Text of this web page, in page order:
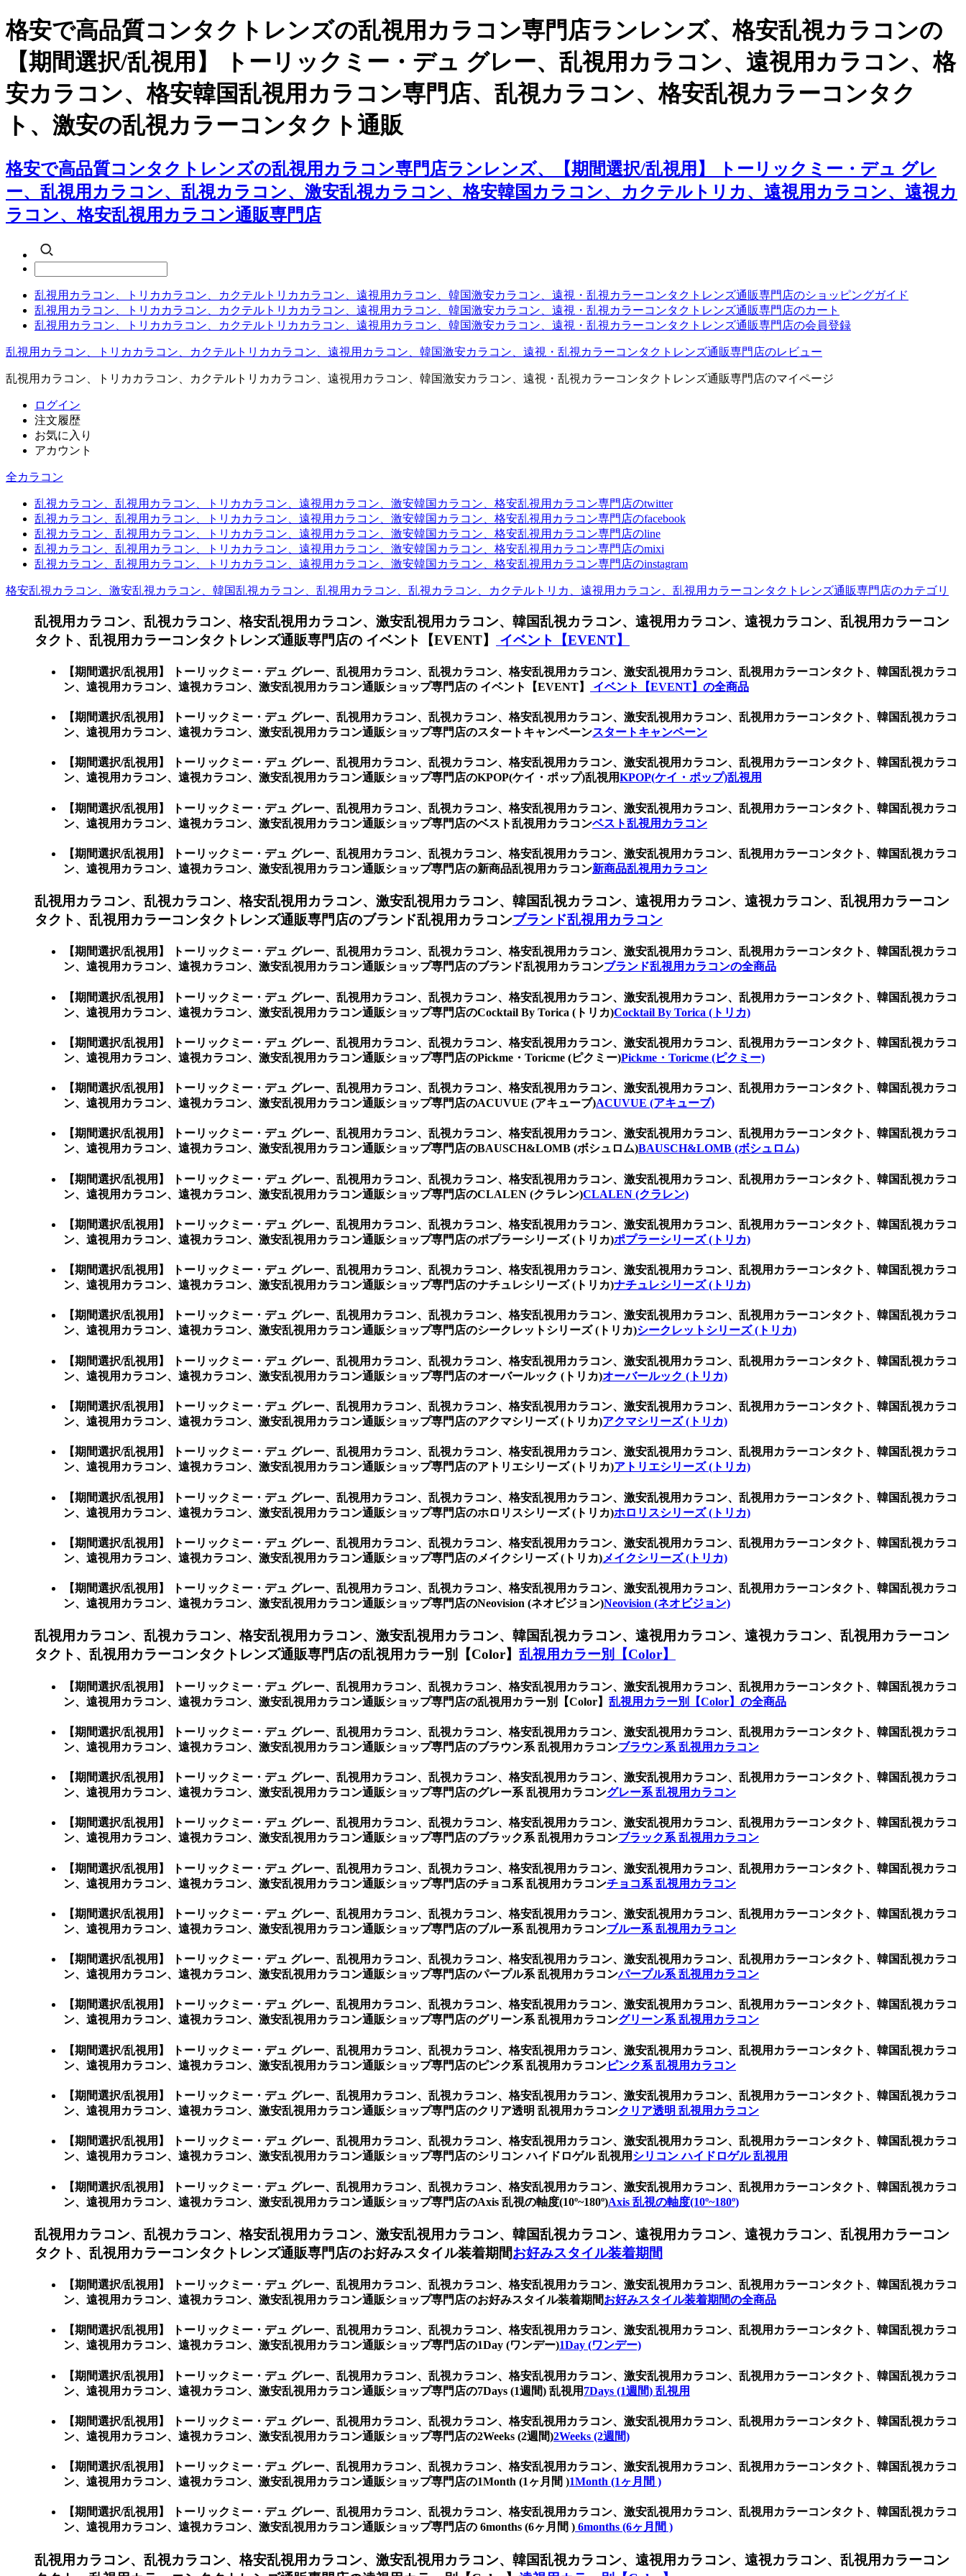
格安で高品質コンタクトレンズの乱視用カラコン専門店ランレンズ、格安乱視カラコンの
【期間選択/乱視用】 トーリックミー・デュ グレー、乱視用カラコン、遠視用カラコン、格
安カラコン、格安韓国乱視用カラコン専門店、乱視カラコン、格安乱視カラーコンタク
ト、激安の乱視カラーコンタクト通販
格安で高品質コンタクトレンズの乱視用カラコン専門店ランレンズ、【期間選択/乱視用】 トーリックミー・デュ グレ
ー、乱視用カラコン、乱視カラコン、激安乱視カラコン、格安韓国カラコン、カクテルトリカ、遠視用カラコン、遠視カ
ラコン、格安乱視用カラコン通販専門店
乱視用カラコン、トリカカラコン、カクテルトリカカラコン、遠視用カラコン、韓国激安カラコン、遠視・乱視カラーコンタクトレンズ通販専門店のショッピングガイド
乱視用カラコン、トリカカラコン、カクテルトリカカラコン、遠視用カラコン、韓国激安カラコン、遠視・乱視カラーコンタクトレンズ通販専門店のカート
乱視用カラコン、トリカカラコン、カクテルトリカカラコン、遠視用カラコン、韓国激安カラコン、遠視・乱視カラーコンタクトレンズ通販専門店の会員登録
乱視用カラコン、トリカカラコン、カクテルトリカカラコン、遠視用カラコン、韓国激安カラコン、遠視・乱視カラーコンタクトレンズ通販専門店のレビュー
乱視用カラコン、トリカカラコン、カクテルトリカカラコン、遠視用カラコン、韓国激安カラコン、遠視・乱視カラーコンタクトレンズ通販専門店のマイページ
ログイン
注文履歴
お気に入り
アカウント
全カラコン
乱視カラコン、乱視用カラコン、トリカカラコン、遠視用カラコン、激安韓国カラコン、格安乱視用カラコン専門店のtwitter
乱視カラコン、乱視用カラコン、トリカカラコン、遠視用カラコン、激安韓国カラコン、格安乱視用カラコン専門店のfacebook
乱視カラコン、乱視用カラコン、トリカカラコン、遠視用カラコン、激安韓国カラコン、格安乱視用カラコン専門店のline
乱視カラコン、乱視用カラコン、トリカカラコン、遠視用カラコン、激安韓国カラコン、格安乱視用カラコン専門店のmixi
乱視カラコン、乱視用カラコン、トリカカラコン、遠視用カラコン、激安韓国カラコン、格安乱視用カラコン専門店のinstagram
格安乱視カラコン、激安乱視カラコン、韓国乱視カラコン、乱視用カラコン、乱視カラコン、カクテルトリカ、遠視用カラコン、乱視用カラーコンタクトレンズ通販専門店のカテゴリ
乱視用カラコン、乱視カラコン、格安乱視用カラコン、激安乱視用カラコン、韓国乱視カラコン、遠視用カラコン、遠視カラコン、乱視用カラーコン
タクト、乱視用カラーコンタクトレンズ通販専門店の イベント【EVENT】
イベント【EVENT】
【期間選択/乱視用】 トーリックミー・デュ グレー、乱視用カラコン、乱視カラコン、格安乱視用カラコン、激安乱視用カラコン、乱視用カラーコンタクト、韓国乱視カラコ
ン、遠視用カラコン、遠視カラコン、激安乱視用カラコン通販ショップ専門店の イベント【EVENT】
イベント【EVENT】の全商品
【期間選択/乱視用】 トーリックミー・デュ グレー、乱視用カラコン、乱視カラコン、格安乱視用カラコン、激安乱視用カラコン、乱視用カラーコンタクト、韓国乱視カラコ
ン、遠視用カラコン、遠視カラコン、激安乱視用カラコン通販ショップ専門店のスタートキャンペーンスタートキャンペーン
【期間選択/乱視用】 トーリックミー・デュ グレー、乱視用カラコン、乱視カラコン、格安乱視用カラコン、激安乱視用カラコン、乱視用カラーコンタクト、韓国乱視カラコ
ン、遠視用カラコン、遠視カラコン、激安乱視用カラコン通販ショップ専門店のKPOP(ケイ・ポップ)乱視用KPOP(ケイ・ポップ)乱視用
【期間選択/乱視用】 トーリックミー・デュ グレー、乱視用カラコン、乱視カラコン、格安乱視用カラコン、激安乱視用カラコン、乱視用カラーコンタクト、韓国乱視カラコ
ン、遠視用カラコン、遠視カラコン、激安乱視用カラコン通販ショップ専門店のベスト乱視用カラコンベスト乱視用カラコン
【期間選択/乱視用】 トーリックミー・デュ グレー、乱視用カラコン、乱視カラコン、格安乱視用カラコン、激安乱視用カラコン、乱視用カラーコンタクト、韓国乱視カラコ
ン、遠視用カラコン、遠視カラコン、激安乱視用カラコン通販ショップ専門店の新商品乱視用カラコン新商品乱視用カラコン
乱視用カラコン、乱視カラコン、格安乱視用カラコン、激安乱視用カラコン、韓国乱視カラコン、遠視用カラコン、遠視カラコン、乱視用カラーコン
タクト、乱視用カラーコンタクトレンズ通販専門店のブランド乱視用カラコンブランド乱視用カラコン
【期間選択/乱視用】 トーリックミー・デュ グレー、乱視用カラコン、乱視カラコン、格安乱視用カラコン、激安乱視用カラコン、乱視用カラーコンタクト、韓国乱視カラコ
ン、遠視用カラコン、遠視カラコン、激安乱視用カラコン通販ショップ専門店のブランド乱視用カラコンブランド乱視用カラコンの全商品
【期間選択/乱視用】 トーリックミー・デュ グレー、乱視用カラコン、乱視カラコン、格安乱視用カラコン、激安乱視用カラコン、乱視用カラーコンタクト、韓国乱視カラコ
ン、遠視用カラコン、遠視カラコン、激安乱視用カラコン通販ショップ専門店のCocktail By Torica (トリカ)Cocktail By Torica (トリカ)
【期間選択/乱視用】 トーリックミー・デュ グレー、乱視用カラコン、乱視カラコン、格安乱視用カラコン、激安乱視用カラコン、乱視用カラーコンタクト、韓国乱視カラコ
ン、遠視用カラコン、遠視カラコン、激安乱視用カラコン通販ショップ専門店のPickme・Toricme (ピクミー)Pickme・Toricme (ピクミー)
【期間選択/乱視用】 トーリックミー・デュ グレー、乱視用カラコン、乱視カラコン、格安乱視用カラコン、激安乱視用カラコン、乱視用カラーコンタクト、韓国乱視カラコ
ン、遠視用カラコン、遠視カラコン、激安乱視用カラコン通販ショップ専門店のACUVUE (アキューブ)ACUVUE (アキューブ)
【期間選択/乱視用】 トーリックミー・デュ グレー、乱視用カラコン、乱視カラコン、格安乱視用カラコン、激安乱視用カラコン、乱視用カラーコンタクト、韓国乱視カラコ
ン、遠視用カラコン、遠視カラコン、激安乱視用カラコン通販ショップ専門店のBAUSCH&LOMB (ボシュロム)BAUSCH&LOMB (ボシュロム)
【期間選択/乱視用】 トーリックミー・デュ グレー、乱視用カラコン、乱視カラコン、格安乱視用カラコン、激安乱視用カラコン、乱視用カラーコンタクト、韓国乱視カラコ
ン、遠視用カラコン、遠視カラコン、激安乱視用カラコン通販ショップ専門店のCLALEN (クラレン)CLALEN (クラレン)
【期間選択/乱視用】 トーリックミー・デュ グレー、乱視用カラコン、乱視カラコン、格安乱視用カラコン、激安乱視用カラコン、乱視用カラーコンタクト、韓国乱視カラコ
ン、遠視用カラコン、遠視カラコン、激安乱視用カラコン通販ショップ専門店のポプラーシリーズ (トリカ)ポプラーシリーズ (トリカ)
【期間選択/乱視用】 トーリックミー・デュ グレー、乱視用カラコン、乱視カラコン、格安乱視用カラコン、激安乱視用カラコン、乱視用カラーコンタクト、韓国乱視カラコ
ン、遠視用カラコン、遠視カラコン、激安乱視用カラコン通販ショップ専門店のナチュレシリーズ (トリカ)ナチュレシリーズ (トリカ)
【期間選択/乱視用】 トーリックミー・デュ グレー、乱視用カラコン、乱視カラコン、格安乱視用カラコン、激安乱視用カラコン、乱視用カラーコンタクト、韓国乱視カラコ
ン、遠視用カラコン、遠視カラコン、激安乱視用カラコン通販ショップ専門店のシークレットシリーズ (トリカ)シークレットシリーズ (トリカ)
【期間選択/乱視用】 トーリックミー・デュ グレー、乱視用カラコン、乱視カラコン、格安乱視用カラコン、激安乱視用カラコン、乱視用カラーコンタクト、韓国乱視カラコ
ン、遠視用カラコン、遠視カラコン、激安乱視用カラコン通販ショップ専門店のオーバールック (トリカ)オーバールック (トリカ)
【期間選択/乱視用】 トーリックミー・デュ グレー、乱視用カラコン、乱視カラコン、格安乱視用カラコン、激安乱視用カラコン、乱視用カラーコンタクト、韓国乱視カラコ
ン、遠視用カラコン、遠視カラコン、激安乱視用カラコン通販ショップ専門店のアクマシリーズ (トリカ)アクマシリーズ (トリカ)
【期間選択/乱視用】 トーリックミー・デュ グレー、乱視用カラコン、乱視カラコン、格安乱視用カラコン、激安乱視用カラコン、乱視用カラーコンタクト、韓国乱視カラコ
ン、遠視用カラコン、遠視カラコン、激安乱視用カラコン通販ショップ専門店のアトリエシリーズ (トリカ)アトリエシリーズ (トリカ)
【期間選択/乱視用】 トーリックミー・デュ グレー、乱視用カラコン、乱視カラコン、格安乱視用カラコン、激安乱視用カラコン、乱視用カラーコンタクト、韓国乱視カラコ
ン、遠視用カラコン、遠視カラコン、激安乱視用カラコン通販ショップ専門店のホロリスシリーズ (トリカ)ホロリスシリーズ (トリカ)
【期間選択/乱視用】 トーリックミー・デュ グレー、乱視用カラコン、乱視カラコン、格安乱視用カラコン、激安乱視用カラコン、乱視用カラーコンタクト、韓国乱視カラコ
ン、遠視用カラコン、遠視カラコン、激安乱視用カラコン通販ショップ専門店のメイクシリーズ (トリカ)メイクシリーズ (トリカ)
【期間選択/乱視用】 トーリックミー・デュ グレー、乱視用カラコン、乱視カラコン、格安乱視用カラコン、激安乱視用カラコン、乱視用カラーコンタクト、韓国乱視カラコ
ン、遠視用カラコン、遠視カラコン、激安乱視用カラコン通販ショップ専門店のNeovision (ネオビジョン)Neovision (ネオビジョン)
乱視用カラコン、乱視カラコン、格安乱視用カラコン、激安乱視用カラコン、韓国乱視カラコン、遠視用カラコン、遠視カラコン、乱視用カラーコン
タクト、乱視用カラーコンタクトレンズ通販専門店の乱視用カラー別【Color】 乱視用カラー別【Color】
【期間選択/乱視用】 トーリックミー・デュ グレー、乱視用カラコン、乱視カラコン、格安乱視用カラコン、激安乱視用カラコン、乱視用カラーコンタクト、韓国乱視カラコ
ン、遠視用カラコン、遠視カラコン、激安乱視用カラコン通販ショップ専門店の乱視用カラー別【Color】 乱視用カラー別【Color】の全商品
【期間選択/乱視用】 トーリックミー・デュ グレー、乱視用カラコン、乱視カラコン、格安乱視用カラコン、激安乱視用カラコン、乱視用カラーコンタクト、韓国乱視カラコ
ン、遠視用カラコン、遠視カラコン、激安乱視用カラコン通販ショップ専門店のブラウン系 乱視用カラコンブラウン系 乱視用カラコン
【期間選択/乱視用】 トーリックミー・デュ グレー、乱視用カラコン、乱視カラコン、格安乱視用カラコン、激安乱視用カラコン、乱視用カラーコンタクト、韓国乱視カラコ
ン、遠視用カラコン、遠視カラコン、激安乱視用カラコン通販ショップ専門店のグレー系 乱視用カラコングレー系 乱視用カラコン
【期間選択/乱視用】 トーリックミー・デュ グレー、乱視用カラコン、乱視カラコン、格安乱視用カラコン、激安乱視用カラコン、乱視用カラーコンタクト、韓国乱視カラコ
ン、遠視用カラコン、遠視カラコン、激安乱視用カラコン通販ショップ専門店のブラック系 乱視用カラコンブラック系 乱視用カラコン
【期間選択/乱視用】 トーリックミー・デュ グレー、乱視用カラコン、乱視カラコン、格安乱視用カラコン、激安乱視用カラコン、乱視用カラーコンタクト、韓国乱視カラコ
ン、遠視用カラコン、遠視カラコン、激安乱視用カラコン通販ショップ専門店のチョコ系 乱視用カラコンチョコ系 乱視用カラコン
【期間選択/乱視用】 トーリックミー・デュ グレー、乱視用カラコン、乱視カラコン、格安乱視用カラコン、激安乱視用カラコン、乱視用カラーコンタクト、韓国乱視カラコ
ン、遠視用カラコン、遠視カラコン、激安乱視用カラコン通販ショップ専門店のブルー系 乱視用カラコンブルー系 乱視用カラコン
【期間選択/乱視用】 トーリックミー・デュ グレー、乱視用カラコン、乱視カラコン、格安乱視用カラコン、激安乱視用カラコン、乱視用カラーコンタクト、韓国乱視カラコ
ン、遠視用カラコン、遠視カラコン、激安乱視用カラコン通販ショップ専門店のパープル系 乱視用カラコンパープル系 乱視用カラコン
【期間選択/乱視用】 トーリックミー・デュ グレー、乱視用カラコン、乱視カラコン、格安乱視用カラコン、激安乱視用カラコン、乱視用カラーコンタクト、韓国乱視カラコ
ン、遠視用カラコン、遠視カラコン、激安乱視用カラコン通販ショップ専門店のグリーン系 乱視用カラコングリーン系 乱視用カラコン
【期間選択/乱視用】 トーリックミー・デュ グレー、乱視用カラコン、乱視カラコン、格安乱視用カラコン、激安乱視用カラコン、乱視用カラーコンタクト、韓国乱視カラコ
ン、遠視用カラコン、遠視カラコン、激安乱視用カラコン通販ショップ専門店のピンク系 乱視用カラコンピンク系 乱視用カラコン
【期間選択/乱視用】 トーリックミー・デュ グレー、乱視用カラコン、乱視カラコン、格安乱視用カラコン、激安乱視用カラコン、乱視用カラーコンタクト、韓国乱視カラコ
ン、遠視用カラコン、遠視カラコン、激安乱視用カラコン通販ショップ専門店のクリア透明 乱視用カラコンクリア透明 乱視用カラコン
【期間選択/乱視用】 トーリックミー・デュ グレー、乱視用カラコン、乱視カラコン、格安乱視用カラコン、激安乱視用カラコン、乱視用カラーコンタクト、韓国乱視カラコ
ン、遠視用カラコン、遠視カラコン、激安乱視用カラコン通販ショップ専門店のシリコン ハイドロゲル 乱視用 シリコン ハイドロゲル 乱視用
【期間選択/乱視用】 トーリックミー・デュ グレー、乱視用カラコン、乱視カラコン、格安乱視用カラコン、激安乱視用カラコン、乱視用カラーコンタクト、韓国乱視カラコ
ン、遠視用カラコン、遠視カラコン、激安乱視用カラコン通販ショップ専門店のAxis 乱視の軸度(10º~180º)Axis 乱視の軸度(10º~180º)
乱視用カラコン、乱視カラコン、格安乱視用カラコン、激安乱視用カラコン、韓国乱視カラコン、遠視用カラコン、遠視カラコン、乱視用カラーコン
タクト、乱視用カラーコンタクトレンズ通販専門店のお好みスタイル装着期間お好みスタイル装着期間
【期間選択/乱視用】 トーリックミー・デュ グレー、乱視用カラコン、乱視カラコン、格安乱視用カラコン、激安乱視用カラコン、乱視用カラーコンタクト、韓国乱視カラコ
ン、遠視用カラコン、遠視カラコン、激安乱視用カラコン通販ショップ専門店のお好みスタイル装着期間お好みスタイル装着期間の全商品
【期間選択/乱視用】 トーリックミー・デュ グレー、乱視用カラコン、乱視カラコン、格安乱視用カラコン、激安乱視用カラコン、乱視用カラーコンタクト、韓国乱視カラコ
ン、遠視用カラコン、遠視カラコン、激安乱視用カラコン通販ショップ専門店の1Day (ワンデー)1Day (ワンデー)
【期間選択/乱視用】 トーリックミー・デュ グレー、乱視用カラコン、乱視カラコン、格安乱視用カラコン、激安乱視用カラコン、乱視用カラーコンタクト、韓国乱視カラコ
ン、遠視用カラコン、遠視カラコン、激安乱視用カラコン通販ショップ専門店の7Days (1週間) 乱視用 7Days (1週間) 乱視用
【期間選択/乱視用】 トーリックミー・デュ グレー、乱視用カラコン、乱視カラコン、格安乱視用カラコン、激安乱視用カラコン、乱視用カラーコンタクト、韓国乱視カラコ
ン、遠視用カラコン、遠視カラコン、激安乱視用カラコン通販ショップ専門店の2Weeks (2週間)2Weeks (2週間)
【期間選択/乱視用】 トーリックミー・デュ グレー、乱視用カラコン、乱視カラコン、格安乱視用カラコン、激安乱視用カラコン、乱視用カラーコンタクト、韓国乱視カラコ
ン、遠視用カラコン、遠視カラコン、激安乱視用カラコン通販ショップ専門店の1Month (1ヶ月間 )1Month (1ヶ月間 )
【期間選択/乱視用】 トーリックミー・デュ グレー、乱視用カラコン、乱視カラコン、格安乱視用カラコン、激安乱視用カラコン、乱視用カラーコンタクト、韓国乱視カラコ
ン、遠視用カラコン、遠視カラコン、激安乱視用カラコン通販ショップ専門店の 6months (6ヶ月間 ) 6months (6ヶ月間 )
乱視用カラコン、乱視カラコン、格安乱視用カラコン、激安乱視用カラコン、韓国乱視カラコン、遠視用カラコン、遠視カラコン、乱視用カラーコン